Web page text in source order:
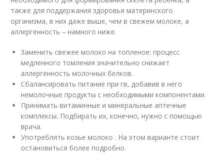
также для поддержания здоровья материнского
организма, в них даже выше, чем в свежем молоке, а
аллергенность – намного ниже.
Заменить свежее молоко на топленое: процесс
медленного томления значительно снижает
аллергенность молочных белков.
Сбалансировать питание при гв, добавив в него
немолочные продукты с необходимыми компонентами.
Принимать витаминные и минеральные аптечные
комплексы. Подбирать их, конечно, нужно с помощью
врача.
Употреблять козье молоко . На этом варианте стоит
остановиться более подробно.